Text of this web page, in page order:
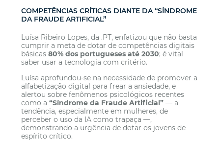
COMPETÊNCIAS CRÍTICAS DIANTE DA “SÍNDROME
DA FRAUDE ARTIFICIAL”
Luísa Ribeiro Lopes, da .PT, enfatizou que não basta
cumprir a meta de dotar de competências digitais
básicas 80% dos portugueses até 2030; é vital
saber usar a tecnologia com critério.
Luísa aprofundou-se na necessidade de promover a
alfabetização digital para frear a ansiedade, e
alertou sobre fenômenos psicológicos recentes
como a “Síndrome da Fraude Artificial”— a
tendência, especialmente em mulheres, de
perceber o uso da IA como trapaça —,
demonstrando a urgência de dotar os jovens de
espírito crítico.